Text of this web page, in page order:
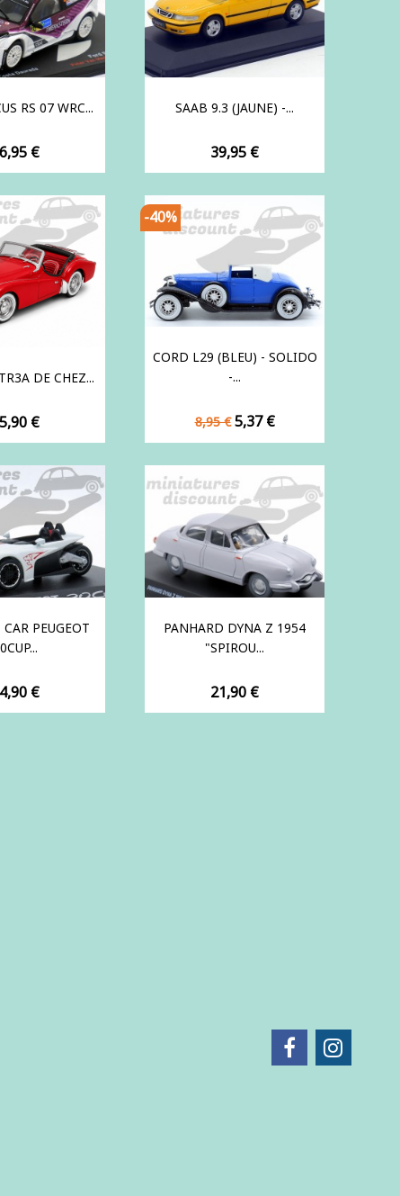
RS 07 WRC...
€
SAAB 9.3 (JAUNE) -...
Prix
39,95 €
DE CHEZ...
€
CORD L29 (BLEU) - SOLIDO
-...
Prix
de
8,95 € Prix
5,37 €
-40%
PEUGEOT
€
PANHARD DYNA Z 1954
"SPIROU...
Prix
21,90 €